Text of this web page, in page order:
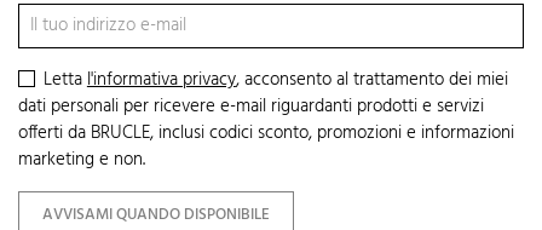
Lettal'informativa privacy, acconsento al trattamento dei miei
dati personali per ricevere e-mail riguardanti prodotti e servizi
offerti da BRUCLE, inclusi codici sconto, promozioni e informazioni
marketing e non.
AVVISAMI QUANDO DISPONIBILE